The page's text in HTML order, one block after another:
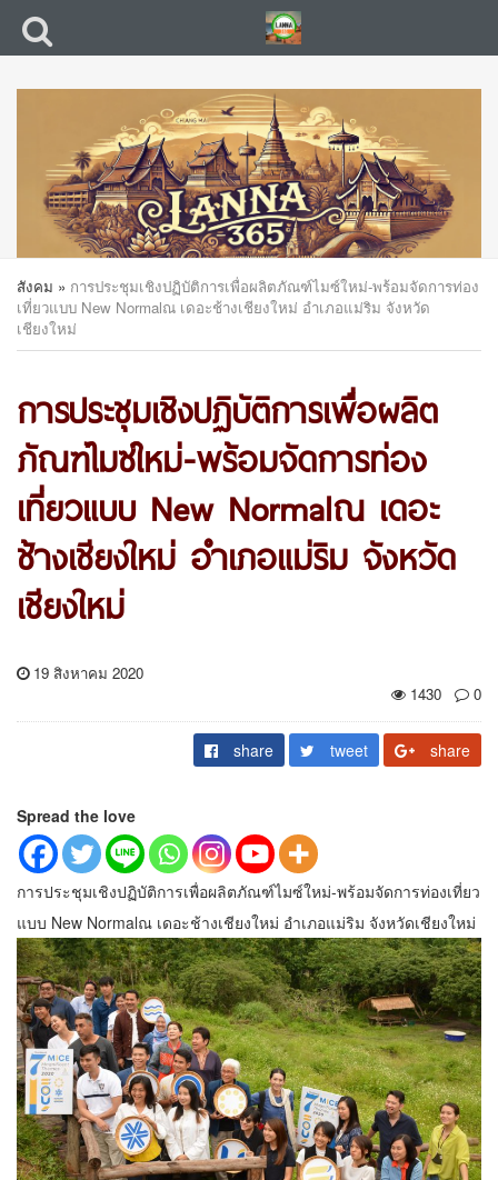
สังคม » การประชุมเชิงปฏิบัติการเพื่อผลิตภัณฑ์ไมซ์ใหม่-พร้อมจัดการท่อง
เที่ยวแบบ New Normalณ เดอะช้างเชียงใหม่ อำเภอแม่ริม จังหวัด
เชียงใหม่
การประชุมเชิงปฏิบัติการเพื่อผลิต
ภัณฑ์ไมซ์ใหม่-พร้อมจัดการท่อง
เที่ยวแบบ New Normalณ เดอะ
ช้างเชียงใหม่ อำเภอแม่ริม จังหวัด
เชียงใหม่
19 สิงหาคม 2020
1430
0
share tweet share
Spread the love
การประชุมเชิงปฏิบัติการเพื่อผลิตภัณฑ์ไมซ์ใหม่-พร้อมจัดการท่องเที่ยว
แบบ New Normalณ เดอะช้างเชียงใหม่ อำเภอแม่ริม จังหวัดเชียงใหม่